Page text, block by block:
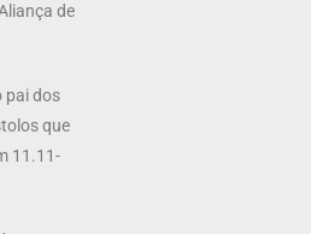
de
pai dos
que
11.11-